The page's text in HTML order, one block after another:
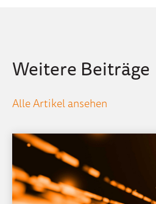
Weitere Beiträge
Alle Artikel ansehen